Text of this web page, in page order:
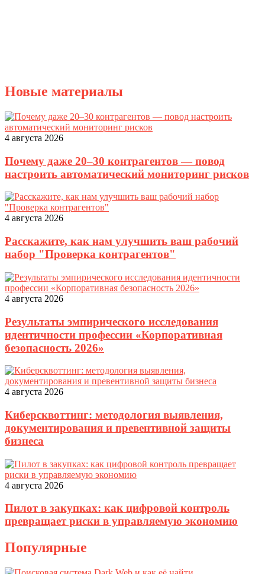
Новые материалы
4 августа 2026
Почему даже 20–30 контрагентов — повод
настроить автоматический мониторинг рисков
4 августа 2026
Расскажите, как нам улучшить ваш рабочий
набор "Проверка контрагентов"
4 августа 2026
Результаты эмпирического исследования
идентичности профессии «Корпоративная
безопасность 2026»
4 августа 2026
Киберсквоттинг: методология выявления,
документирования и превентивной защиты
бизнеса
4 августа 2026
Пилот в закупках: как цифровой контроль
превращает риски в управляемую экономию
Популярные